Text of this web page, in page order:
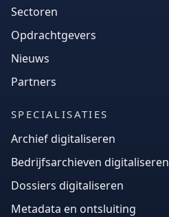
Sectoren
Opdrachtgevers
Nieuws
Partners
SPECIALISATIES
Archief digitaliseren
Bedrijfsarchieven digitaliseren
Dossiers digitaliseren
Metadata en ontsluiting